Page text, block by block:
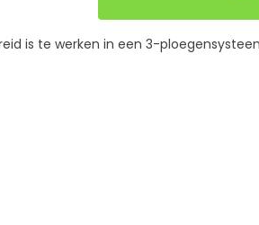
is te werken in een 3-